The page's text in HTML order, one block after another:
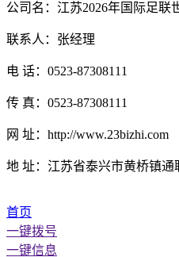
公司名：江苏2026年国际足联
联系人：张经理
电 话：0523-87308111
传 真：0523-87308111
网 址：http://www.23bizhi.com
地 址：江苏省泰兴市黄桥镇通
首页
一键拨号
一键信息